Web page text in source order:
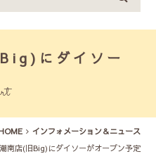
にダイソー
インフォメーション＆ニュース
南店(旧Big)にダイソーがオープン予定